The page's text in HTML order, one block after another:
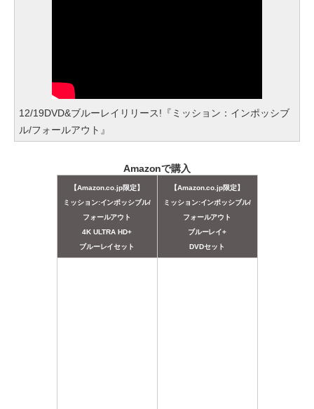
12/19DVD&ブルーレイリリース!『ミッション：インポッシブ
ル/フォールアウト』
Amazonで購入
【Amazon.co.jp限定】
ミッション:インポッシブル/
フォールアウト
4K ULTRA HD+
ブルーレイセット
【Amazon.co.jp限定】
ミッション:インポッシブル/
フォールアウト
ブルーレイ+
DVDセット